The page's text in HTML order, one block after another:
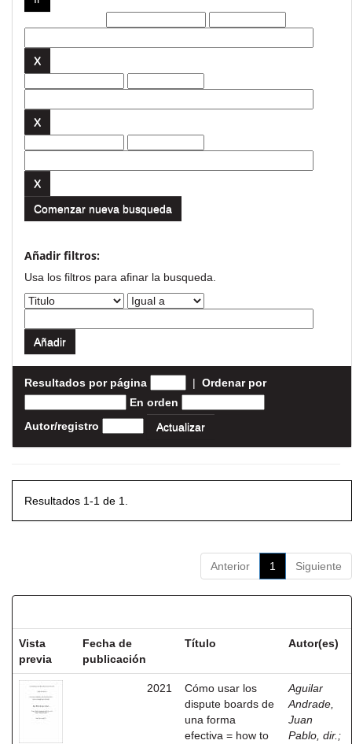
Comenzar nueva busqueda
Añadir filtros:
Usa los filtros para afinar la busqueda.
Resultados por página | Ordenar por
En orden
Autor/registro
Resultados 1-1 de 1.
Anterior 1 Siguiente
Vista
previa
Fecha de
publicación
Título Autor(es)
2021
Cómo usar los
dispute boards de
una forma
efectiva = how to
Aguilar
Andrade,
Juan
Pablo, dir. ;